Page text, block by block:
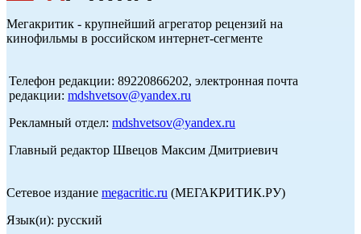
Мегакритик - крупнейший агрегатор рецензий на
кинофильмы в российском интернет-сегменте
Телефон редакции: 89220866202, электронная почта
редакции: mdshvetsov@yandex.ru
Рекламный отдел: mdshvetsov@yandex.ru
Главный редактор Швецов Максим Дмитриевич
Сетевое издание megacritic.ru (МЕГАКРИТИК.РУ)
Язык(и): русский